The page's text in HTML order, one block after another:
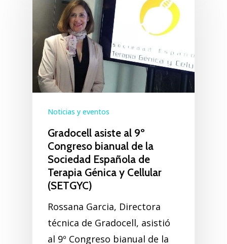
Noticias y eventos
Gradocell asiste al 9º
Congreso bianual de la
Sociedad Española de
Terapia Génica y Cellular
(SETGYC)
Rossana Garcia, Directora
técnica de Gradocell, asistió
al 9º Congreso bianual de la